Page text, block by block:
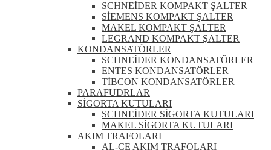
SCHNEİDER KOMPAKT ŞALTER
SİEMENS KOMPAKT ŞALTER
MAKEL KOMPAKT ŞALTER
LEGRAND KOMPAKT ŞALTER
KONDANSATÖRLER
SCHNEİDER KONDANSATÖRLER
ENTES KONDANSATÖRLER
TİBCON KONDANSATÖRLER
PARAFUDRLAR
SİGORTA KUTULARI
SCHNEİDER SİGORTA KUTULARI
MAKEL SİGORTA KUTULARI
AKIM TRAFOLARI
AL-CE AKIM TRAFOLARI